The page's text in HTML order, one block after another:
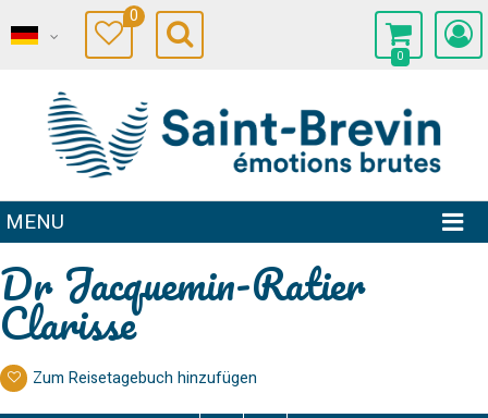
0
0
MENU
Dr Jacquemin-Ratier
Clarisse
Zum Reisetagebuch hinzufügen